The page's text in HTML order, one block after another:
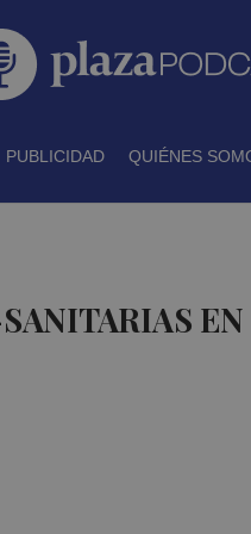
PUBLICIDAD QUIÉNES